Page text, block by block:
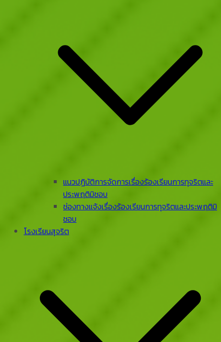
แนวปฏิบัติการจัดการเรื่องร้องเรียนการทุจริตและ
ประพฤติมิชอบ
ช่องทางแจ้งเรื่องร้องเรียนการทุจริตและประพฤติมิ
ชอบ
โรงเรียนสุจริต